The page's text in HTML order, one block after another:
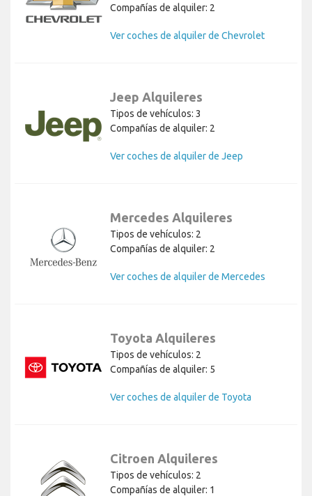
Compañías de alquiler: 2
Ver coches de alquiler de Chevrolet
Jeep Alquileres
Tipos de vehículos: 3
Compañías de alquiler: 2
Ver coches de alquiler de Jeep
Mercedes Alquileres
Tipos de vehículos: 2
Compañías de alquiler: 2
Ver coches de alquiler de Mercedes
Toyota Alquileres
Tipos de vehículos: 2
Compañías de alquiler: 5
Ver coches de alquiler de Toyota
Citroen Alquileres
Tipos de vehículos: 2
Compañías de alquiler: 1